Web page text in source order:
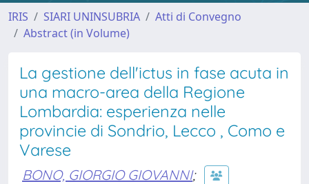
IRIS SIARI UNINSUBRIA
Atti di Convegno
Abstract (in Volume)
La gestione dell'ictus in fase acuta in
una macro-area della Regione
Lombardia: esperienza nelle
provincie di Sondrio, Lecco , Como e
Varese
BONO, GIORGIO GIOVANNI;